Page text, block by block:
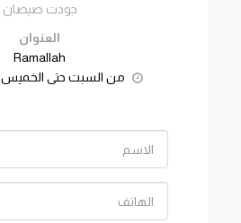
جودت صيصان
العنوان
Ramallah
من السبت حتى الخميس 08:00-19:00